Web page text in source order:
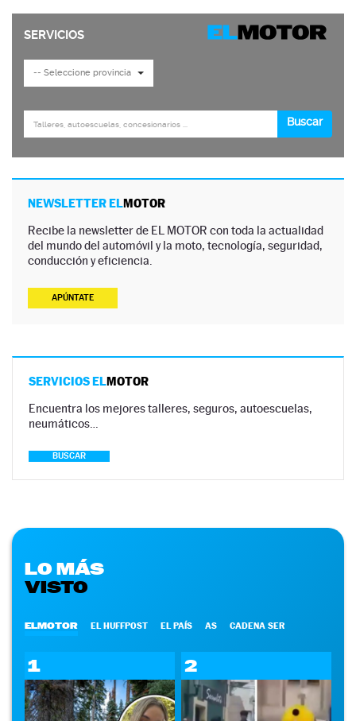
NEWSLETTER ELMOTOR
Recibe la newsletter de EL MOTOR con toda la actualidad
del mundo del automóvil y la moto, tecnología, seguridad,
conducción y eficiencia.
APÚNTATE
SERVICIOS ELMOTOR
Encuentra los mejores talleres, seguros, autoescuelas,
neumáticos…
BUSCAR
LO MÁS
VISTO
ELMOTOR EL HUFFPOST EL PAÍS AS CADENA SER
1 2